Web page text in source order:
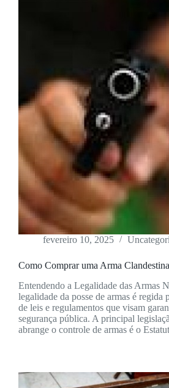
fevereiro 10, 2025
Como Comprar uma Arma
Entendendo a Legalidade das Armas
legalidade da posse de armas é regida
de leis e regulamentos que visam
segurança pública. A principal
abrange o controle de armas é o